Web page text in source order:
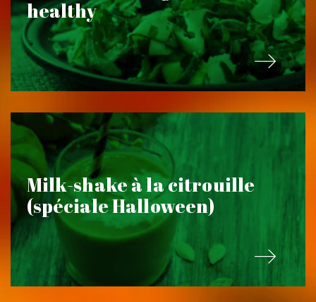
healthy
Milk-shake à la citrouille
(spéciale Halloween)